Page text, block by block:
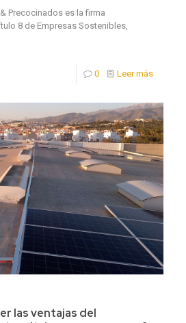
Precocinados es la firma
8 de Empresas Sostenibles,
0 Leer más
las ventajas del